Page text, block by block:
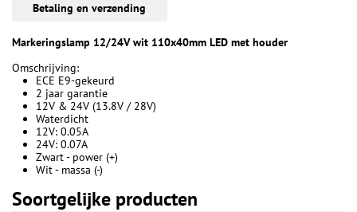
Betaling en verzending
Markeringslamp 12/24V wit 110x40mm LED met houder
Omschrijving:
ECE E9-gekeurd
2 jaar garantie
12V & 24V (13.8V / 28V)
Waterdicht
12V: 0.05A
24V: 0.07A
Zwart - power (+)
Wit - massa (-)
Soortgelijke producten